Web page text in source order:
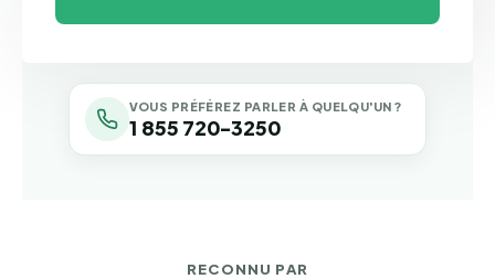
VOUS PRÉFÉREZ PARLER À QUELQU'UN ?
1 855 720-3250
RECONNU PAR